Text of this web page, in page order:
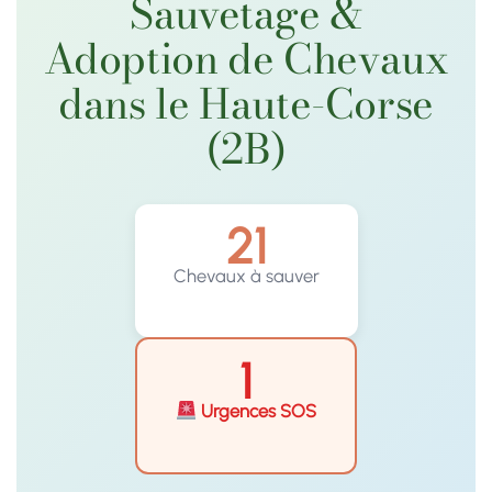
Sauvetage &
Adoption de Chevaux
dans le Haute-Corse
(2B)
21
Chevaux à sauver
1
Urgences SOS